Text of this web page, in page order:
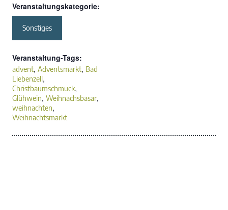
Veranstaltungskategorie:
Sonstiges
Veranstaltung-Tags:
advent, Adventsmarkt, Bad
Liebenzell,
Christbaumschmuck,
Glühwein, Weihnachsbasar,
weihnachten,
Weihnachtsmarkt